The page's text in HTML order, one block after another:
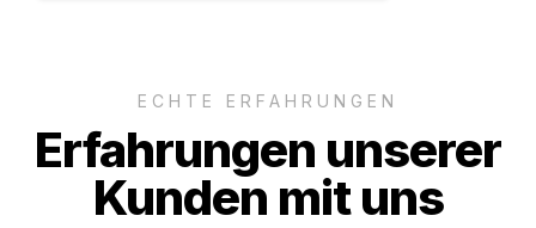
ECHTE ERFAHRUNGEN
Erfahrungen unserer
Kunden mit uns